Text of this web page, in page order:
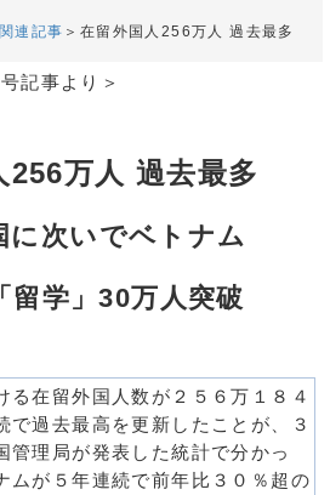
連記事 ＞在留外国人256万人 過去最多
記事より＞
256万人 過去最多
に次いでベトナム
留学」30万人突破
在留外国人数が２５６万１８４
で過去最高を更新したことが、３
管理局が発表した統計で分かっ
ムが５年連続で前年比３０％超の